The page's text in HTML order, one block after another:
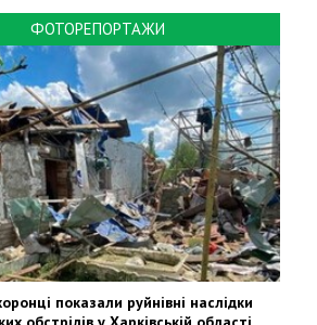
ФОТОРЕПОРТАЖИ
показали руйнівні наслідки